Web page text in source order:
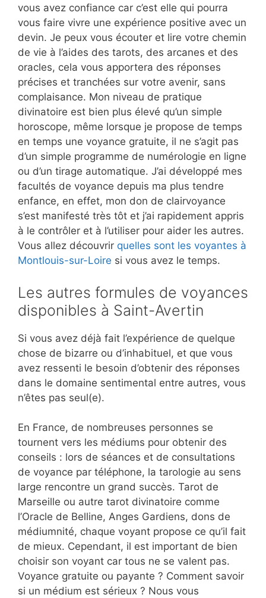
vous avez confiance car c’est elle qui pourra
vous faire vivre une expérience positive avec un
devin. Je peux vous écouter et lire votre chemin
de vie à l’aides des tarots, des arcanes et des
oracles, cela vous apportera des réponses
précises et tranchées sur votre avenir, sans
complaisance. Mon niveau de pratique
divinatoire est bien plus élevé qu’un simple
horoscope, même lorsque je propose de temps
en temps une voyance gratuite, il ne s’agit pas
d’un simple programme de numérologie en ligne
ou d’un tirage automatique. J’ai développé mes
facultés de voyance depuis ma plus tendre
enfance, en effet, mon don de clairvoyance
s’est manifesté très tôt et j’ai rapidement appris
à le contrôler et à l’utiliser pour aider les autres.
Vous allez découvrir quelles sont les voyantes à
Montlouis-sur-Loire si vous avez le temps.
Les autres formules de voyances
disponibles à Saint-Avertin
Si vous avez déjà fait l’expérience de quelque
chose de bizarre ou d’inhabituel, et que vous
avez ressenti le besoin d’obtenir des réponses
dans le domaine sentimental entre autres, vous
n’êtes pas seul(e).
En France, de nombreuses personnes se
tournent vers les médiums pour obtenir des
conseils : lors de séances et de consultations
de voyance par téléphone, la tarologie au sens
large rencontre un grand succès. Tarot de
Marseille ou autre tarot divinatoire comme
l’Oracle de Belline, Anges Gardiens, dons de
médiumnité, chaque voyant propose ce qu’il fait
de mieux. Cependant, il est important de bien
choisir son voyant car tous ne se valent pas.
Voyance gratuite ou payante ? Comment savoir
si un médium est sérieux ? Nous vous